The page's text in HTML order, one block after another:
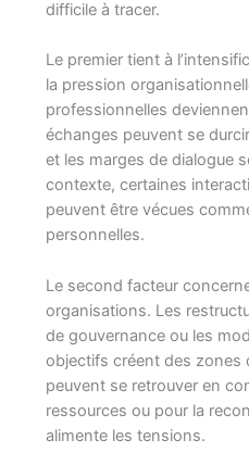
difficile à tracer.
Le premier tient à
la pression
professionnelles
échanges peuvent se
et les marges de dialogue
contexte, certaines
peuvent être vécues
personnelles.
Le second facteur
organisations. Les
de gouvernance ou les
objectifs créent des zones
peuvent se retrouver en
ressources ou pour la
alimente les tensions.